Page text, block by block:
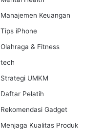
Manajemen Keuangan
Tips iPhone
Olahraga & Fitness
tech
Strategi UMKM
Daftar Pelatih
Rekomendasi Gadget
Menjaga Kualitas Produk